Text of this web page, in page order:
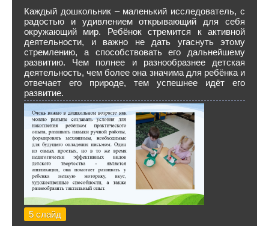
Каждый дошкольник – маленький исследователь, с
радостью и удивлением открывающий для себя
окружающий мир. Ребёнок стремится к активной
деятельности, и важно не дать угаснуть этому
стремлению, а способствовать его дальнейшему
развитию. Чем полнее и разнообразнее детская
деятельность, чем более она значима для ребёнка и
отвечает его природе, тем успешнее идёт его
развитие.
5 слайд